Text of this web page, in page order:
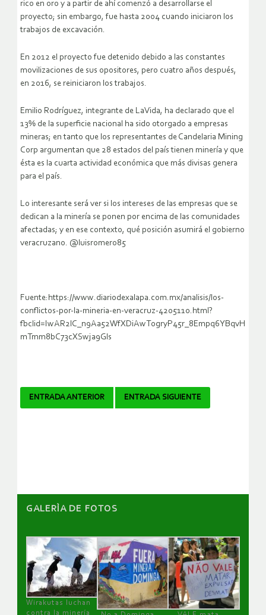
rico en oro y a partir de ahí comenzó a desarrollarse el
proyecto; sin embargo, fue hasta 2004 cuando iniciaron los
trabajos de excavación.
En 2012 el proyecto fue detenido debido a las constantes
movilizaciones de sus opositores, pero cuatro años después,
en 2016, se reiniciaron los trabajos.
Emilio Rodríguez, integrante de LaVida, ha declarado que el
13% de la superficie nacional ha sido otorgado a empresas
mineras; en tanto que los representantes de Candelaria Mining
Corp argumentan que 28 estados del país tienen minería y que
ésta es la cuarta actividad económica que más divisas genera
para el país.
Lo interesante será ver si los intereses de las empresas que se
dedican a la minería se ponen por encima de las comunidades
afectadas; y en ese contexto, qué posición asumirá el gobierno
veracruzano. @luisromero85
Fuente:https://www.diariodexalapa.com.mx/analisis/los-
conflictos-por-la-mineria-en-veracruz-4205110.html?
fbclid=IwAR2lC_n9Aa52WfXDiAwT0gryP45r_8Empq6YBqvH
mTmm8bC73cXSwja9Gls
Navegador
ENTRADA ANTERIOR ENTRADA SIGUIENTE
GALERÌA DE FOTOS
Wirakutas luchan
contra la minería